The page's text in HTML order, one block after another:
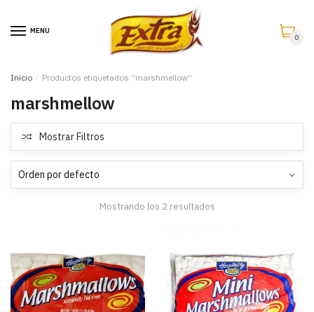
MENU
0
Inicio / Productos etiquetados “marshmellow”
marshmellow
Mostrar Filtros
Mostrando los 2 resultados